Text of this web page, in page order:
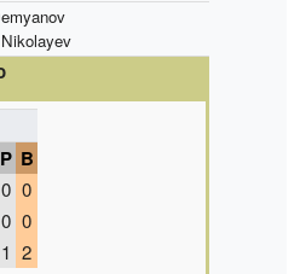
P B
0 0
0 0
1 2